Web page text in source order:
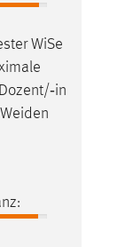
WiSe
‐in
Weiden